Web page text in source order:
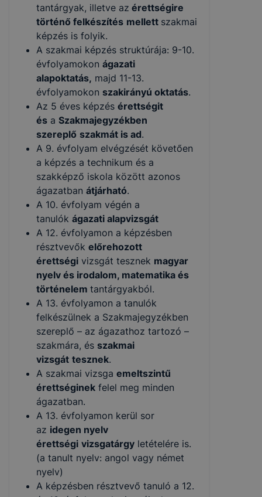
tantárgyak, illetve az érettségire
történő felkészítés mellett szakmai
képzés is folyik.
A szakmai képzés struktúrája: 9-10.
évfolyamokon ágazati
alapoktatás, majd 11-13.
évfolyamokon szakirányú oktatás.
Az 5 éves képzés érettségit
és a Szakmajegyzékben
szereplő szakmát is ad.
A 9. évfolyam elvégzését követően
a képzés a technikum és a
szakképző iskola között azonos
ágazatban átjárható.
A 10. évfolyam végén a
tanulók ágazati alapvizsgát
A 12. évfolyamon a képzésben
résztvevők előrehozott
érettségi vizsgát tesznek magyar
nyelv és irodalom, matematika és
történelem tantárgyakból.
A 13. évfolyamon a tanulók
felkészülnek a Szakmajegyzékben
szereplő – az ágazathoz tartozó –
szakmára, és szakmai
vizsgát tesznek.
A szakmai vizsga emeltszintű
érettséginek felel meg minden
ágazatban.
A 13. évfolyamon kerül sor
az idegen nyelv
érettségi vizsgatárgy letételére is.
(a tanult nyelv: angol vagy német
nyelv)
A képzésben résztvevő tanuló a 12.